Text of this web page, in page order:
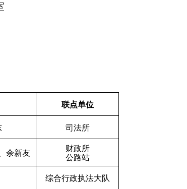
联点单位
司法所
余新友
财政所
公路站
综合行政执法大队